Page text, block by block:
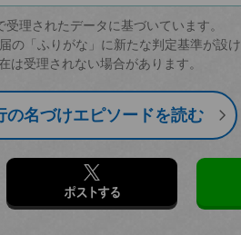
理されたデータに基づいています。
の「ふりがな」に新たな判定基準が設
は受理されない場合があります。
の名づけエピソードを読む
ポストする